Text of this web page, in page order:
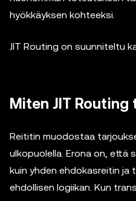
hyökkäyksen kohteeksi.
JIT Routing on suunniteltu
Miten JIT Routing
Reititin muodostaa
ulkopuolella. Erona on, että
kuin yhden ehdokasreitin
ehdollisen logiikan. Kun